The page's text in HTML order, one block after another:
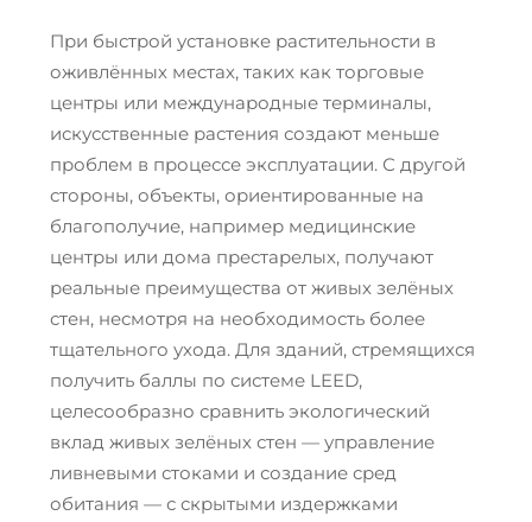
При быстрой установке растительности в
оживлённых местах, таких как торговые
центры или международные терминалы,
искусственные растения создают меньше
проблем в процессе эксплуатации. С другой
стороны, объекты, ориентированные на
благополучие, например медицинские
центры или дома престарелых, получают
реальные преимущества от живых зелёных
стен, несмотря на необходимость более
тщательного ухода. Для зданий, стремящихся
получить баллы по системе LEED,
целесообразно сравнить экологический
вклад живых зелёных стен — управление
ливневыми стоками и создание сред
обитания — с скрытыми издержками